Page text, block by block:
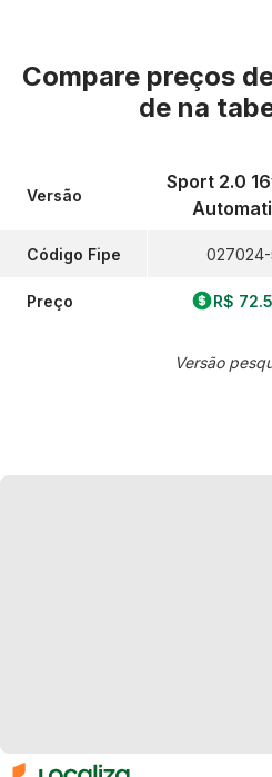
Compare preços
de na
Versão
Código Fipe
Preço
Sport 2.0
R$
Versão